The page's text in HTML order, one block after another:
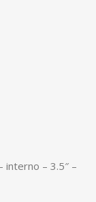
interno – 3.5″ –